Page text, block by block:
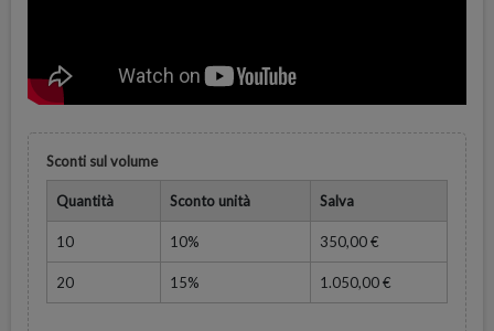
Sconti sul volume
Quantità Sconto unità Salva
10 10% 350,00 €
20 15% 1.050,00 €